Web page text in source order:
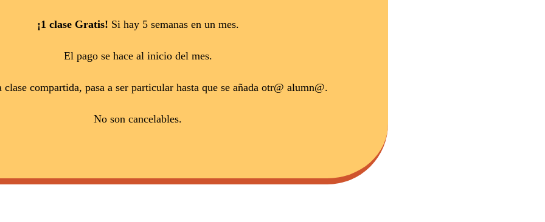
¡1 clase Gratis! Si hay 5 semanas en un mes.
El pago se hace al inicio del mes.
clase compartida, pasa a ser particular hasta que se añada otr@ alumn@.
No son cancelables.